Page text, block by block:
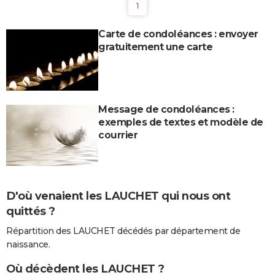
1
Carte de condoléances : envoyer
gratuitement une carte
Message de condoléances :
exemples de textes et modèle de
courrier
D'où venaient les LAUCHET qui nous ont
quittés ?
Répartition des LAUCHET décédés par département de
naissance.
Où décèdent les LAUCHET ?